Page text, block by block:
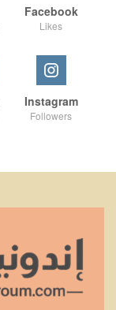
Facebook
Likes
Instagram
Followers